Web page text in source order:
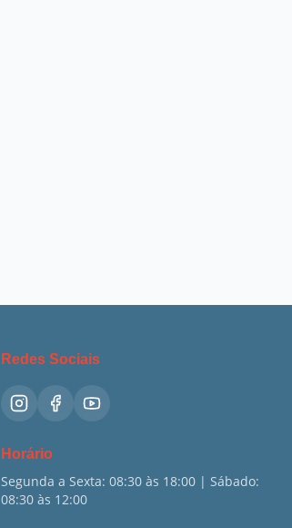
Redes Sociais
Horário
Segunda a Sexta: 08:30 às 18:00 | Sábado:
08:30 às 12:00